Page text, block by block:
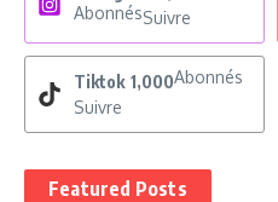
AbonnésSuivre
Tiktok 1,000Abonnés
Suivre
Featured Posts